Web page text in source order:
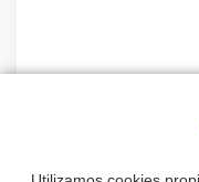
El Ministerio de